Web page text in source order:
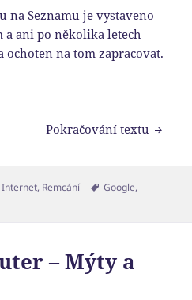
na Seznamu je vystaveno
ani po několika letech
ochoten na tom zapracovat.
Pokračování textu
Internet, Remcání Štítky:
Google,
– Mýty a